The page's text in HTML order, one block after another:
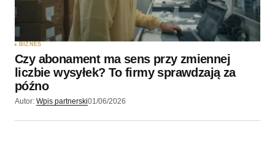
BIZNES
Czy abonament ma sens przy zmiennej
liczbie wysyłek? To firmy sprawdzają za
późno
Autor: Wpis partnerski01/06/2026